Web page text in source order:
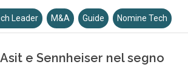
Leader M&A Guide Nomine Tech
e Sennheiser nel segno